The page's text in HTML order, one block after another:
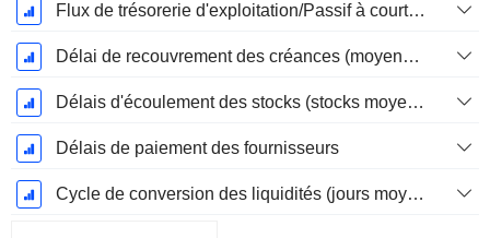
Flux de trésorerie d'exploitation/Passif à court terme
Délai de recouvrement des créances (moyenne des créances)
Délais d'écoulement des stocks (stocks moyens)
Délais de paiement des fournisseurs
Cycle de conversion des liquidités (jours moyens)